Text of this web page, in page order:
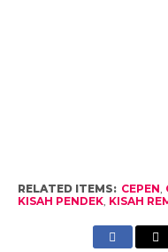
RELATED ITEMS: CEPEN,
KISAH PENDEK, KISAH